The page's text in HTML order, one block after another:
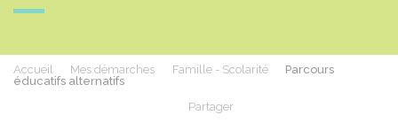
Accueil Mes démarches Famille - Scolarité
Parcours
éducatifs alternatifs
Partager